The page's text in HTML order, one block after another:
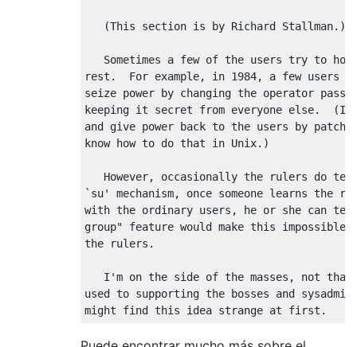
   (This section is by Richard Stallman.)
Sometimes a few of the users try to
rest.  For example, in 1984, a few users
seize power by changing the operator
keeping it secret from everyone else.  (I
and give power back to the users by
know how to do that in Unix.)
However, occasionally the rulers do
`su' mechanism, once someone learns the
with the ordinary users, he or she can
group" feature would make this impossible,
the rulers.
I'm on the side of the masses, not
used to supporting the bosses and